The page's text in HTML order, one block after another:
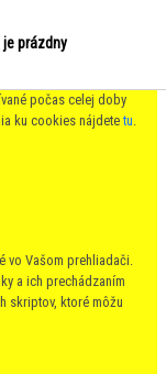
využívame
preferenčných,
počas celej doby
ku cookies nájdetetu.
vo Vašom prehliadači.
a ich prechádzaním
skriptov, ktoré môžu
je prázdny